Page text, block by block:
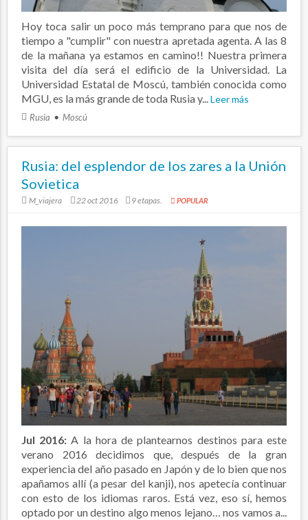
Hoy toca salir un poco más temprano para que nos de
tiempo a "cumplir" con nuestra apretada agenta. A las 8
de la mañana ya estamos en camino!! Nuestra primera
visita del día será el edificio de la Universidad. La
Universidad Estatal de Moscú, también conocida como
MGU, es la más grande de toda Rusia y... Leer más
Rusia Moscú
Rusia: del esplendor de los zares a la Unión
Sovietica
M_viajera 22 oct 2016 9 etapas. POPULAR
Jul 2016: A la hora de plantearnos destinos para este
verano 2016 decidimos que, después de la gran
experiencia del año pasado en Japón y de lo bien que nos
apañamos allí (a pesar del kanji), nos apetecía continuar
con esto de los idiomas raros. Está vez, eso sí, hemos
optado por un destino algo menos lejano… nos vamos a...